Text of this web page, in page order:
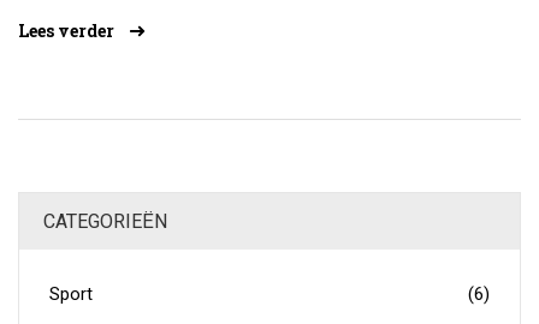
Lees verder
CATEGORIEËN
Sport
(6)